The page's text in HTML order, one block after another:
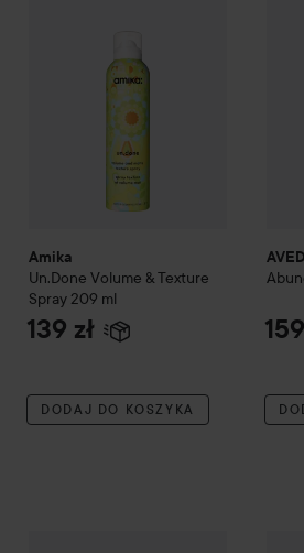
Amika
Un.Done Volume & Texture
Spray 209 ml
139 zł
DODAJ DO KOSZYKA